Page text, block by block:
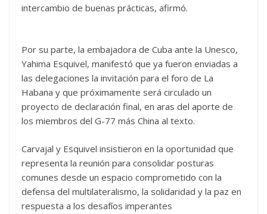
intercambio de buenas prácticas, afirmó.
Por su parte, la embajadora de Cuba ante la Unesco,
Yahima Esquivel, manifestó que ya fueron enviadas a
las delegaciones la invitación para el foro de La
Habana y que próximamente será circulado un
proyecto de declaración final, en aras del aporte de
los miembros del G-77 más China al texto.
Carvajal y Esquivel insistieron en la oportunidad que
representa la reunión para consolidar posturas
comunes desde un espacio comprometido con la
defensa del multilateralismo, la solidaridad y la paz en
respuesta a los desafíos imperantes